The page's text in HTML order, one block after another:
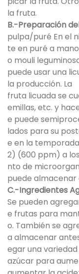
la fruta.
B.-Preparación
pulpa/puré En el
te en puré a
o mouli
puede usar una
la producción. La
fruta licuada se
emillas, etc. y
e puede
lados para su
e en la
2) (600 ppm) a
nto de
puede almacenar
C.-Ingredientes
Se pueden
e frutas para
o. También se
a almacenar
egar una
azúcar para